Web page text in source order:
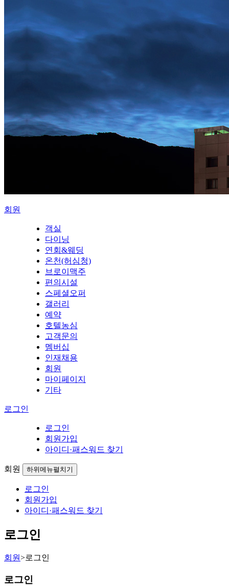
회원
객실
다이닝
연회&웨딩
온천(허심청)
브로이맥주
편의시설
스페셜오퍼
갤러리
예약
호텔농심
고객문의
멤버십
인재채용
회원
마이페이지
기타
로그인
로그인
회원가입
아이디·패스워드 찾기
회원 하위메뉴펼치기
로그인
회원가입
아이디·패스워드 찾기
로그인
회원>로그인
로그인